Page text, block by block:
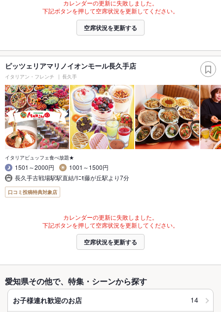
カレンダーの更新に失敗しました。
下記ボタンを押して空席状況を更新してください。
空席状況を更新する
ピッツェリアマリノイオンモール長久手店
イタリアン・フレンチ 長久手
イタリアビュッフェ食べ放題★
1501～2000円
1001～1500円
長久手古戦場駅駅直結/ﾘﾆﾓ藤が丘駅より7分
口コミ投稿特典対象店
カレンダーの更新に失敗しました。
下記ボタンを押して空席状況を更新してください。
空席状況を更新する
愛知県その他で、特集・シーンから探す
お子様連れ歓迎のお店 14